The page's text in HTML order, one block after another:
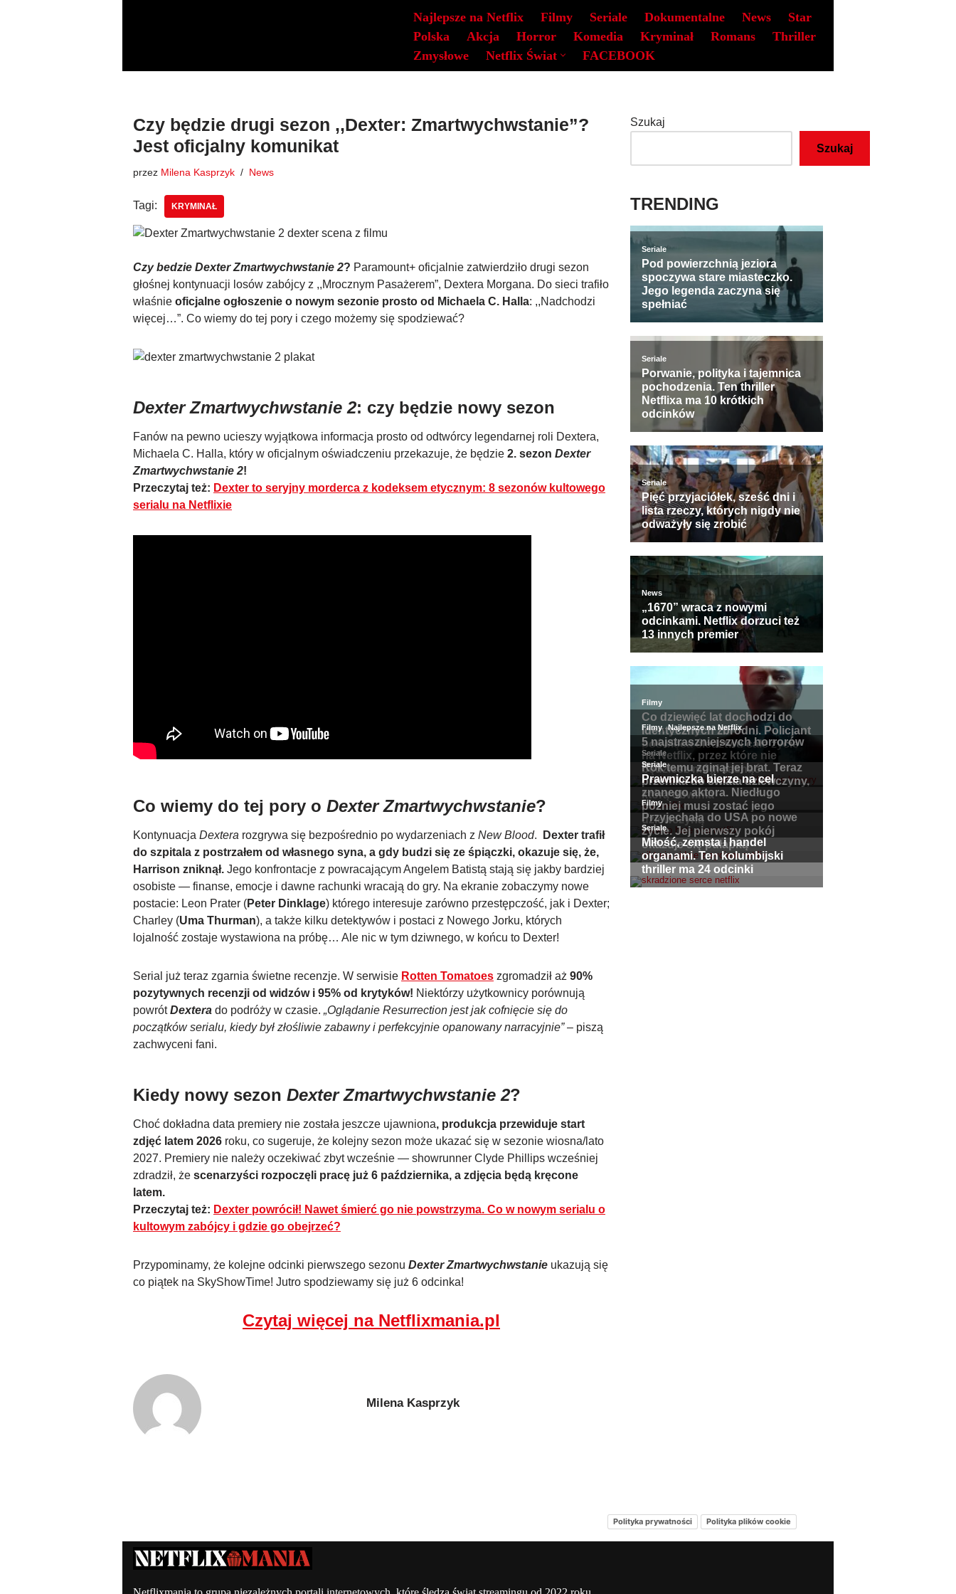
treści
Najlepsze na Netflix Filmy Seriale Dokumentalne News
Star
Polska
Akcja Horror Komedia Kryminał Romans
Thriller
Zmysłowe
Netflix Świat FACEBOOK
Czy będzie drugi sezon ,,Dexter: Zmartwychwstanie”?
Jest oficjalny komunikat
przez Milena Kasprzyk News
Tagi: KRYMINAŁ
Czy bedzie Dexter Zmartwychwstanie 2? Paramount+ oficjalnie zatwierdziło drugi sezon
głośnej kontynuacji losów zabójcy z ,,Mrocznym Pasażerem”, Dextera Morgana. Do sieci trafiło
właśnie oficjalne ogłoszenie o nowym sezonie prosto od Michaela C. Halla: ,,Nadchodzi
więcej…”. Co wiemy do tej pory i czego możemy się spodziewać?
Dexter Zmartwychwstanie 2: czy będzie nowy sezon
Fanów na pewno ucieszy wyjątkowa informacja prosto od odtwórcy legendarnej roli Dextera,
Michaela C. Halla, który w oficjalnym oświadczeniu przekazuje, że będzie 2. sezon Dexter
Zmartwychwstanie 2!
Przeczytaj też: Dexter to seryjny morderca z kodeksem etycznym: 8 sezonów kultowego
serialu na Netflixie
Co wiemy do tej pory o Dexter Zmartwychwstanie?
Kontynuacja Dextera rozgrywa się bezpośrednio po wydarzeniach z New Blood.
Dexter trafił
do szpitala z postrzałem od własnego syna, a gdy budzi się ze śpiączki, okazuje się, że,
Harrison zniknął. Jego konfrontacje z powracającym Angelem Batistą stają się jakby bardziej
osobiste — finanse, emocje i dawne rachunki wracają do gry. Na ekranie zobaczymy nowe
postacie: Leon Prater (Peter Dinklage) którego interesuje zarówno przestępczość, jak i Dexter;
Charley (Uma Thurman), a także kilku detektywów i postaci z Nowego Jorku, których
lojalność zostaje wystawiona na próbę… Ale nic w tym dziwnego, w końcu to Dexter!
Serial już teraz zgarnia świetne recenzje. W serwisie Rotten Tomatoes zgromadził aż 90%
pozytywnych recenzji od widzów i 95% od krytyków! Niektórzy użytkownicy porównują
powrótDextera do podróży w czasie. „Oglądanie Resurrection jest jak cofnięcie się do
początków serialu, kiedy był złośliwie zabawny i perfekcyjnie opanowany narracyjnie”– piszą
zachwyceni fani.
Kiedy nowy sezon Dexter Zmartwychwstanie 2?
Choć dokładna data premiery nie została jeszcze ujawniona, produkcja przewiduje start
zdjęć latem 2026 roku, co sugeruje, że kolejny sezon może ukazać się w sezonie wiosna/lato
2027. Premiery nie należy oczekiwać zbyt wcześnie — showrunner Clyde Phillips wcześniej
zdradził, że scenarzyści rozpoczęli pracę już 6 października, a zdjęcia będą kręcone
latem.
Przeczytaj też: Dexter powrócił! Nawet śmierć go nie powstrzyma. Co w nowym serialu o
kultowym zabójcy i gdzie go obejrzeć?
Przypominamy, że kolejne odcinki pierwszego sezonu Dexter Zmartwychwstanie ukazują się
co piątek na SkyShowTime! Jutro spodziewamy się już 6 odcinka!
Czytaj więcej na Netflixmania.pl
Milena Kasprzyk
Szukaj
Szukaj
TRENDING
Polityka prywatności Polityka plików cookie